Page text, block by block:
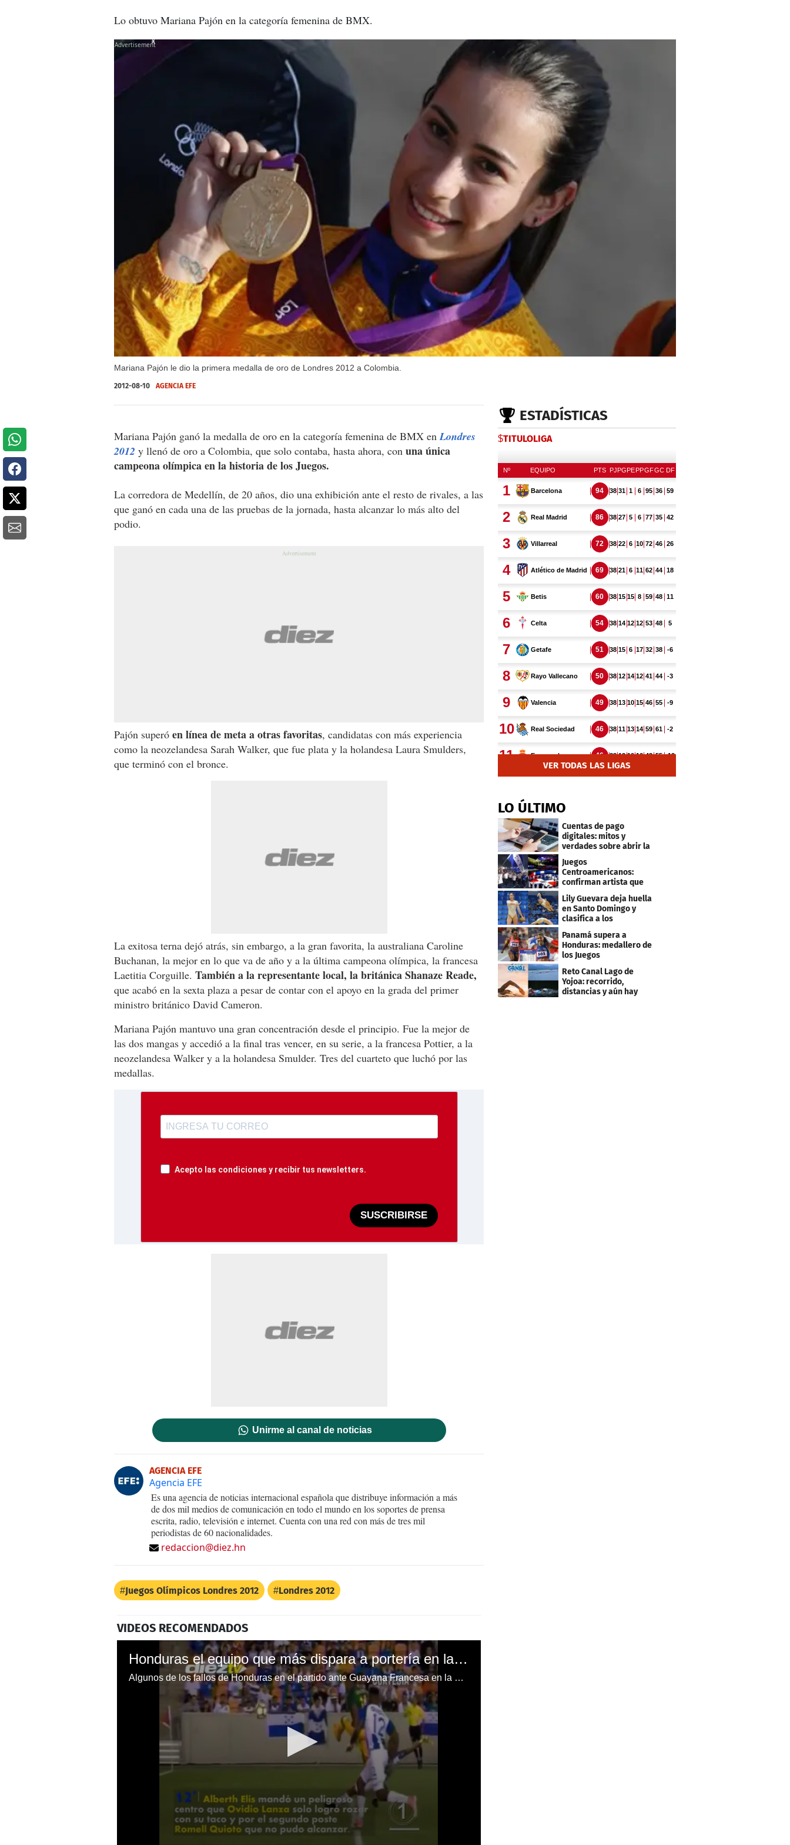
Lo obtuvo Mariana Pajón en la categoría femenina de BMX.
Mariana Pajón le dio la primera medalla de oro de Londres 2012 a Colombia.
X
2012-08-10 AGENCIA EFE
Mariana Pajón ganó la medalla de oro en la categoría femenina de BMX en Londres
2012 y llenó de oro a Colombia, que solo contaba, hasta ahora, con una única
campeona olímpica en la historia de los Juegos.
La corredora de Medellín, de 20 años, dio una exhibición ante el resto de rivales, a las
que ganó en cada una de las pruebas de la jornada, hasta alcanzar lo más alto del
podio.
Pajón superó en línea de meta a otras favoritas, candidatas con más experiencia
como la neozelandesa Sarah Walker, que fue plata y la holandesa Laura Smulders,
que terminó con el bronce.
La exitosa terna dejó atrás, sin embargo, a la gran favorita, la australiana Caroline
Buchanan, la mejor en lo que va de año y a la última campeona olímpica, la francesa
Laetitia Corguille. También a la representante local, la británica Shanaze Reade,
que acabó en la sexta plaza a pesar de contar con el apoyo en la grada del primer
ministro británico David Cameron.
Mariana Pajón mantuvo una gran concentración desde el principio. Fue la mejor de
las dos mangas y accedió a la final tras vencer, en su serie, a la francesa Pottier, a la
neozelandesa Walker y a la holandesa Smulder. Tres del cuarteto que luchó por las
medallas.
Acepto las condiciones y recibir tus newsletters.
SUSCRIBIRSE
Unirme al canal de noticias
AGENCIA EFE
Agencia EFE
Es una agencia de noticias internacional española que distribuye información a más
de dos mil medios de comunicación en todo el mundo en los soportes de prensa
escrita, radio, televisión e internet. Cuenta con una red con más de tres mil
periodistas de 60 nacionalidades.
redaccion@diez.hn
Juegos Olímpicos Londres 2012 Londres 2012
VIDEOS RECOMENDADOS
Honduras el equipo que más dispara a portería en la Copa Oro
Algunos de los fallos de Honduras en el partido ante Guayana Francesa en la Copa Oro.
ESTADÍSTICAS
$TITULOLIGA
VER TODAS LAS LIGAS
LO ÚLTIMO
Cuentas de pago
digitales: mitos y
verdades sobre abrir la
Juegos
Centroamericanos:
confirman artista que
cantará en la ceremonia
de clausura
Lily Guevara deja huella
en Santo Domingo y
clasifica a los
Panamericanos de Lima
2027
Panamá supera a
Honduras: medallero de
los Juegos
Centroamericanos
Reto Canal Lago de
Yojoa: recorrido,
distancias y aún hay